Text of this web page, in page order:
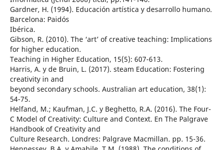
Gardner, H. (1994). Educación artística y desarrollo humano.
Barcelona: Paidós
Ibérica.
Gibson, R. (2010). The ‘art’ of creative teaching: Implications
for higher education.
Teaching in Higher Education, 15(5): 607-613.
Harris, A. y de Bruin, L. (2017). steam Education: Fostering
creativity in and
beyond secondary schools. Australian art education, 38(1):
54-75.
Helfand, M.; Kaufman, J.C. y Beghetto, R.A. (2016). The Four-
C Model of Creativity: Culture and Context. En The Palgrave
Handbook of Creativity and
Culture Research. Londres: Palgrave Macmillan. pp. 15-36.